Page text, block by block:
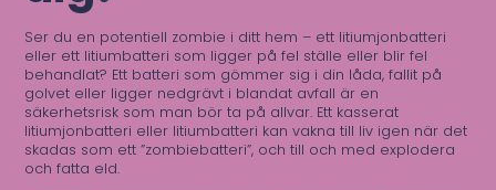
Ser du en potentiell zombie i ditt hem – ett litiumjonbatteri
eller ett litiumbatteri som ligger på fel ställe eller blir fel
behandlat? Ett batteri som gömmer sig i din låda, fallit på
golvet eller ligger nedgrävt i blandat avfall är en
säkerhetsrisk som man bör ta på allvar. Ett kasserat
litiumjonbatteri eller litiumbatteri kan vakna till liv igen när det
skadas som ett ”zombiebatteri”, och till och med explodera
och fatta eld.